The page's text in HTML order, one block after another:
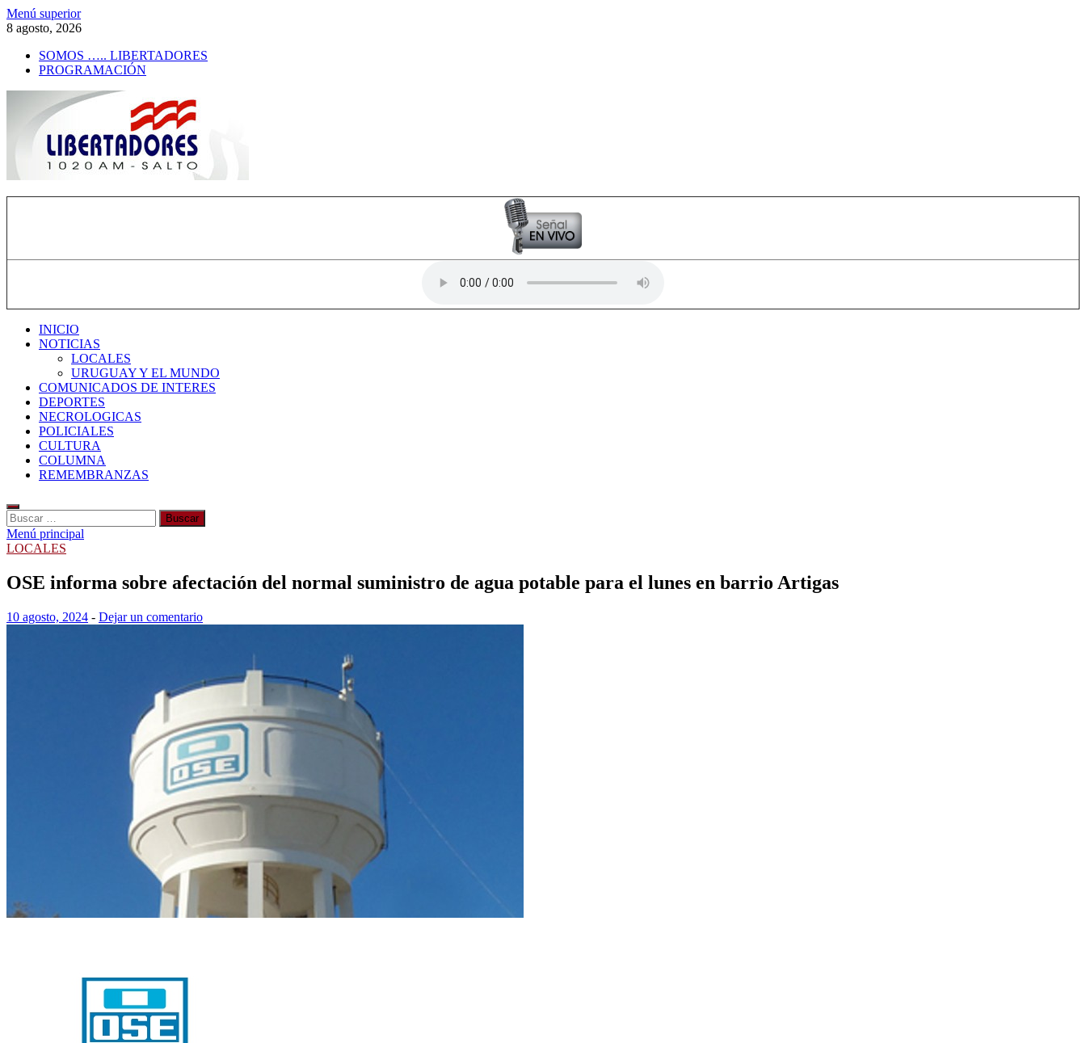
Saltar
al
Menú superior
8 agosto, 2026
SOMOS ….. LIBERTADORES
PROGRAMACIÓN
INICIO
NOTICIAS
LOCALES
URUGUAY Y EL MUNDO
COMUNICADOS DE INTERES
DEPORTES
NECROLOGICAS
POLICIALES
CULTURA
COLUMNA
REMEMBRANZAS
Buscar:
Menú principal
LOCALES
OSE informa sobre afectación del normal suministro de agua potable para el lunes en barrio Artigas
10 agosto, 2024 - Dejar un comentario